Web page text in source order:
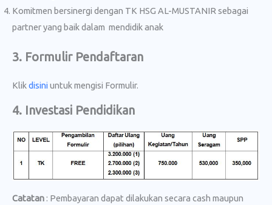
Komitmen bersinergi dengan TK HSG AL-MUSTANIR sebagai
partner yang baik dalam mendidik anak
3. Formulir Pendaftaran
Klikdisiniuntuk mengisi Formulir.
4. Investasi Pendidikan
Catatan : Pembayaran dapat dilakukan secara cash maupun